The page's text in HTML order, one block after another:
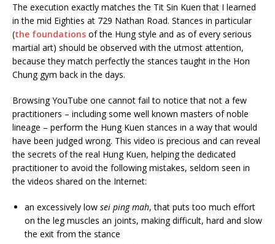
The execution exactly matches the Tit Sin Kuen that I learned
in the mid Eighties at 729 Nathan Road. Stances in particular
(the foundations of the Hung style and as of every serious
martial art) should be observed with the utmost attention,
because they match perfectly the stances taught in the Hon
Chung gym back in the days.
Browsing YouTube one cannot fail to notice that not a few
practitioners – including some well known masters of noble
lineage – perform the Hung Kuen stances in a way that would
have been judged wrong. This video is precious and can reveal
the secrets of the real Hung Kuen, helping the dedicated
practitioner to avoid the following mistakes, seldom seen in
the videos shared on the Internet:
an excessively low sei ping mah, that puts too much effort
on the leg muscles an joints, making difficult, hard and slow
the exit from the stance